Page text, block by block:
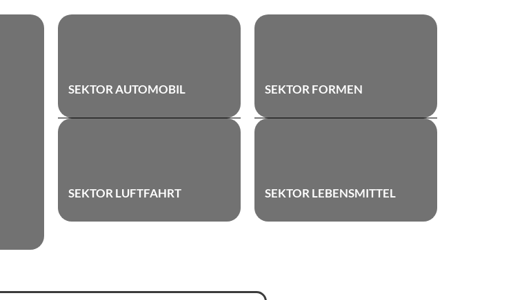
SEKTOR AUTOMOBIL
SEKTOR LUFTFAHRT
SEKTOR FORMEN
SEKTOR LEBENSMITTEL